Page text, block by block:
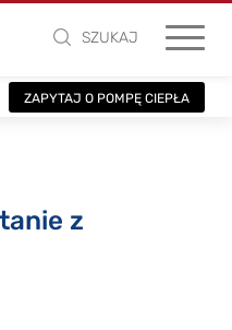
SZUKAJ
ZAPYTAJ O POMPĘ CIEPŁA
z